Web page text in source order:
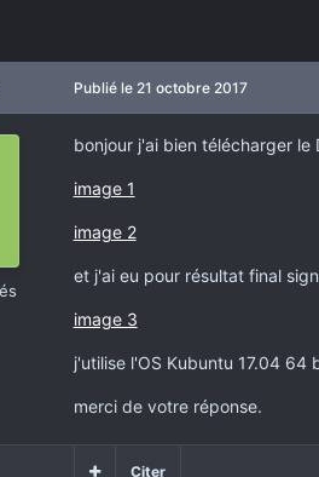
Publié le 21 octobre 2017
bonjour j'ai bien télécharger le
image 1
image 2
et j'ai eu pour résultat final
image 3
j'utilise l'OS Kubuntu 17.04 64
merci de votre réponse.
Citer